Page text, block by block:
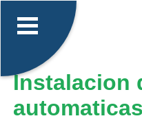
Instalacion